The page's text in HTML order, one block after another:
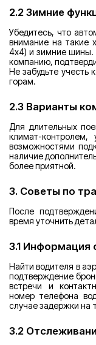
2.2 Зимние
Убедитесь, что
внимание на такие
4x4) и зимние шины.
компанию,
Не забудьте учесть
горам.
2.3 Варианты
Для длительных
климат-
возможностями
наличие
более приятной.
3. Советы по
После
время уточнить
3.1 Информация
Найти водителя в
подтверждение
встречи и
номер телефона
случае задержки на
3.2